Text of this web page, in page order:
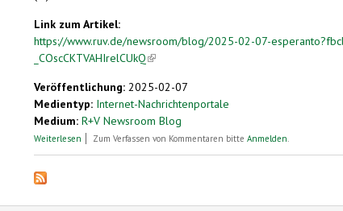
Link zum Artikel:
https://www.ruv.de/newsroom/blog/2025-02-07-
_COscCKTVAHIrelCUkQ(link is external)
Veröffentlichung: 2025-02-07
Medientyp: Internet-Nachrichtenportale
Medium: R+V Newsroom Blog
Weiterlesen über Mi parolas Esperanton - kaj vi?
Zum Verfassen von Kommentaren bitte Anmelden.